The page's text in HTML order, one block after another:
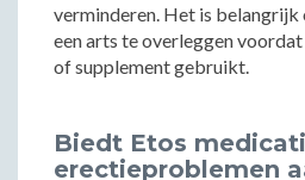
verminderen. Het is
een arts te overleggen
of supplement gebruikt.
Biedt Etos
erectieproblemen